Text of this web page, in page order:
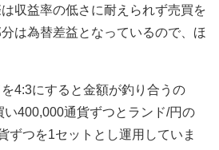
収益率の低さに耐えられず売買を
は為替差益となっているので、ほ
4:3にすると金額が釣り合うの
い400,000通貨ずつとランド/円の
ずつを1セットとし運用していま